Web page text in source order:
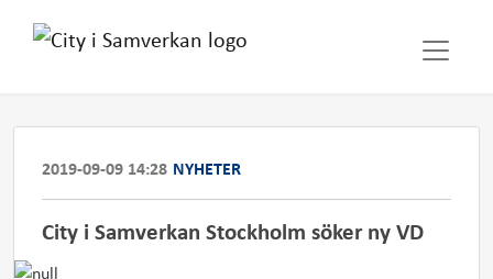
2019-09-09 14:28 NYHETER
City i Samverkan Stockholm söker ny VD